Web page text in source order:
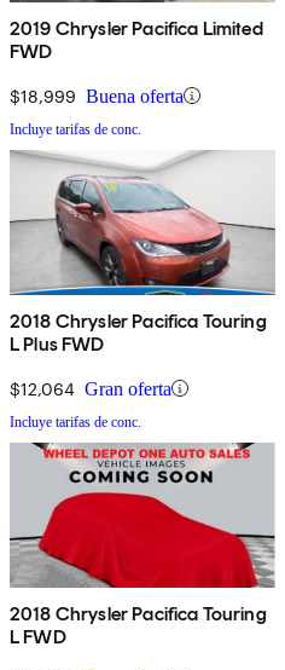
2019 Chrysler Pacifica Limited
FWD
$18,999 Buena oferta
Incluye tarifas de conc.
2018 Chrysler Pacifica Touring
L Plus FWD
$12,064 Gran oferta
Incluye tarifas de conc.
2018 Chrysler Pacifica Touring
L FWD